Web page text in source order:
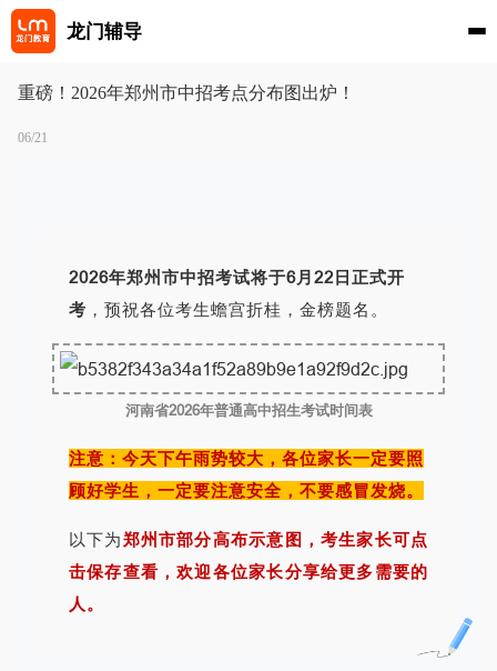
龙门辅导
重磅！2026年郑州市中招考点分布图出炉！
06/21
2026年郑州市中招考试将于6月22日正式开
考 ，预祝各位考生蟾宫折桂，金榜题名。
河南省2026年普通高中招生考试时间表
注意：今天下午雨势较大，各位家长一定要照
顾好学生，一定要注意安全，不要感冒发烧。
以下为郑州市部分高布示意图，考生家长可点
击保存查看 ，欢迎各位家长分享给更多需要的
人。